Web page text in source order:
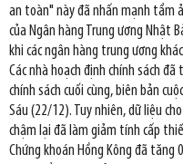
an toàn" này đã nhấn mạnh tầm
của Ngân hàng Trung ương Nhật
khi các ngân hàng trung ương
Các nhà hoạch định chính sách
chính sách cuối cùng, biên bản
Sáu (22/12). Tuy nhiên, dữ liệu
chậm lại đã làm giảm tính cấp
Chứng khoán Hồng Kông đã tăng